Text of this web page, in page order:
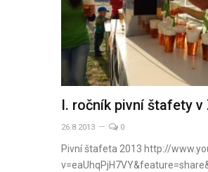
I. ročník pivní štafety v
26.8.2013 0
Pivní štafeta 2013 http://